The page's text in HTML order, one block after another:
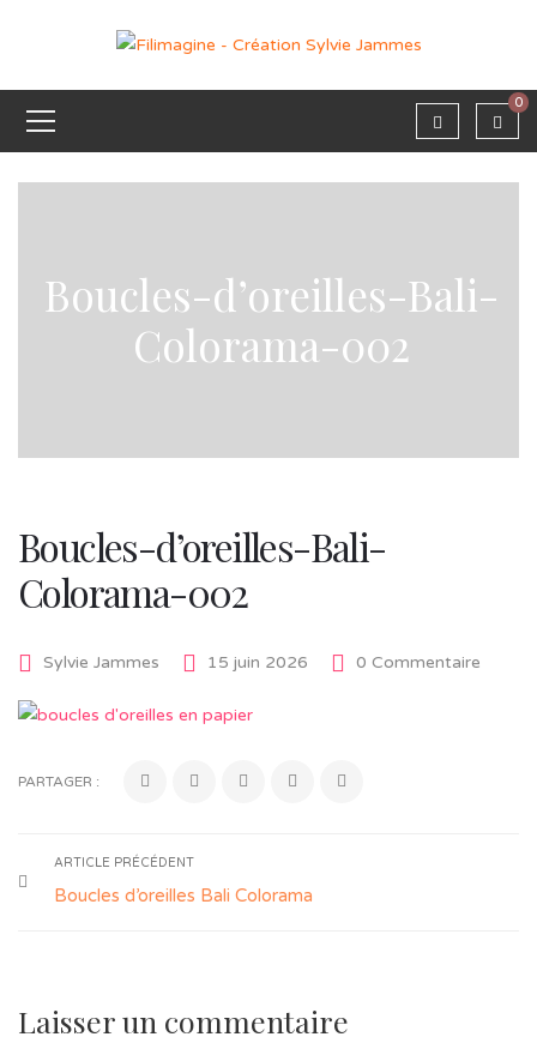
0
Boucles-d’oreilles-Bali-
Colorama-002
Boucles-d’oreilles-Bali-
Colorama-002
Sylvie Jammes 15 juin 2026 0 Commentaire
PARTAGER :
ARTICLE PRÉCÉDENT
Boucles d’oreilles Bali Colorama
Laisser un commentaire